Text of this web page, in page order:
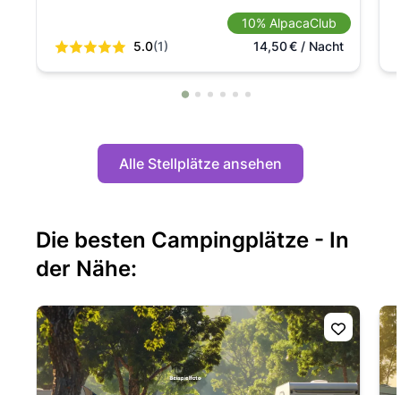
5.0(1)
10% AlpacaClub
14,50€/ Nacht
Alle Stellplätze ansehen
Die besten Campingplätze - In
der Nähe: